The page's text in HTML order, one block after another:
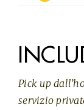
Pick up
servizio